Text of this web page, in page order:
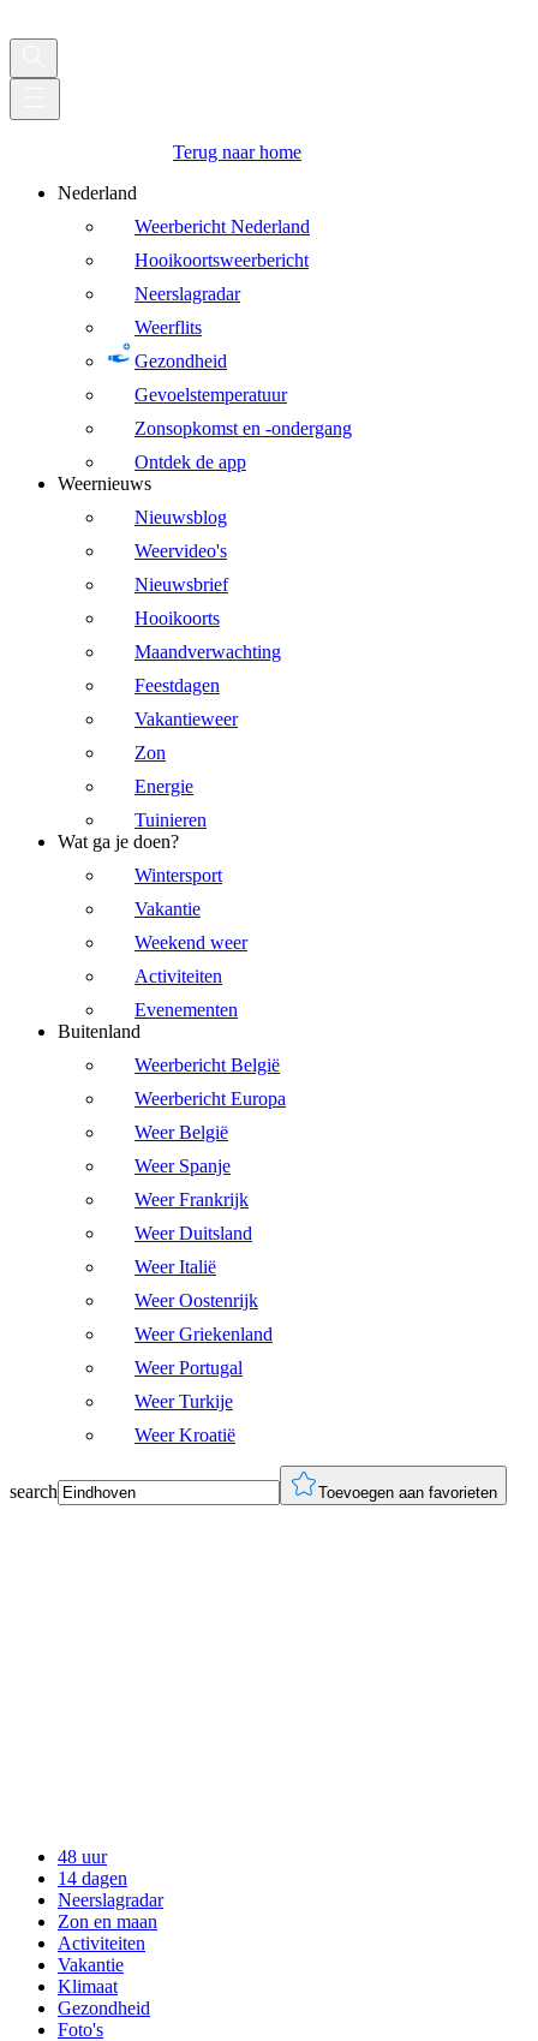
Terug naar home
Nederland
Weerbericht Nederland
Hooikoortsweerbericht
Neerslagradar
Weerflits
Gezondheid
Gevoelstemperatuur
Zonsopkomst en -ondergang
Ontdek de app
Weernieuws
Nieuwsblog
Weervideo's
Nieuwsbrief
Hooikoorts
Maandverwachting
Feestdagen
Vakantieweer
Zon
Energie
Tuinieren
Wat ga je doen?
Wintersport
Vakantie
Weekend weer
Activiteiten
Evenementen
Buitenland
Weerbericht België
Weerbericht Europa
Weer België
Weer Spanje
Weer Frankrijk
Weer Duitsland
Weer Italië
Weer Oostenrijk
Weer Griekenland
Weer Portugal
Weer Turkije
Weer Kroatië
search Toevoegen aan favorieten
48 uur
14 dagen
Neerslagradar
Zon en maan
Activiteiten
Vakantie
Klimaat
Gezondheid
Foto's